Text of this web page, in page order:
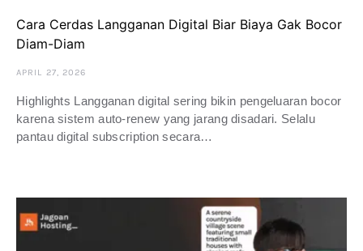
Cara Cerdas Langganan Digital Biar Biaya Gak Bocor
Diam-Diam
APRIL 27, 2026
Highlights Langganan digital sering bikin pengeluaran bocor
karena sistem auto-renew yang jarang disadari. Selalu
pantau digital subscription secara…